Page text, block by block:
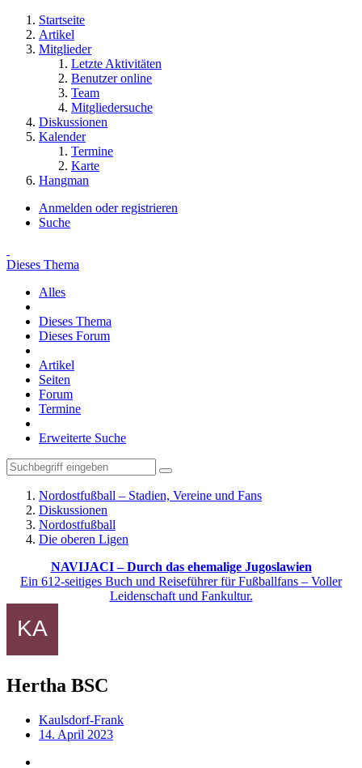
Startseite
Artikel
Mitglieder
Letzte Aktivitäten
Benutzer online
Team
Mitgliedersuche
Diskussionen
Kalender
Termine
Karte
Hangman
Anmelden oder registrieren
Suche
Dieses Thema
Alles
Dieses Thema
Dieses Forum
Artikel
Seiten
Forum
Termine
Erweiterte Suche
Nordostfußball – Stadien, Vereine und Fans
Diskussionen
Nordostfußball
Die oberen Ligen
NAVIJACI – Durch das ehemalige Jugoslawien
Ein 612-seitiges Buch und Reiseführer für Fußballfans – Voller
Leidenschaft und Fankultur.
Hertha BSC
Kaulsdorf-Frank
14. April 2023